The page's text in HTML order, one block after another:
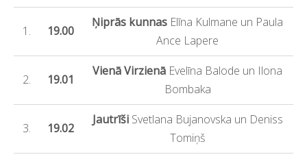
1. 19.00
Ņiprās kunnas Elīna Kulmane un Paula
Ance Lapere
2. 19.01
Vienā Virzienā Evelīna Balode un Ilona
Bombaka
3. 19.02
JautrīšiSvetlana Bujanovska un Deniss
Tomiņš